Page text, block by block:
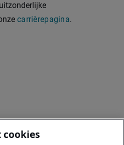
carrièrepagina.